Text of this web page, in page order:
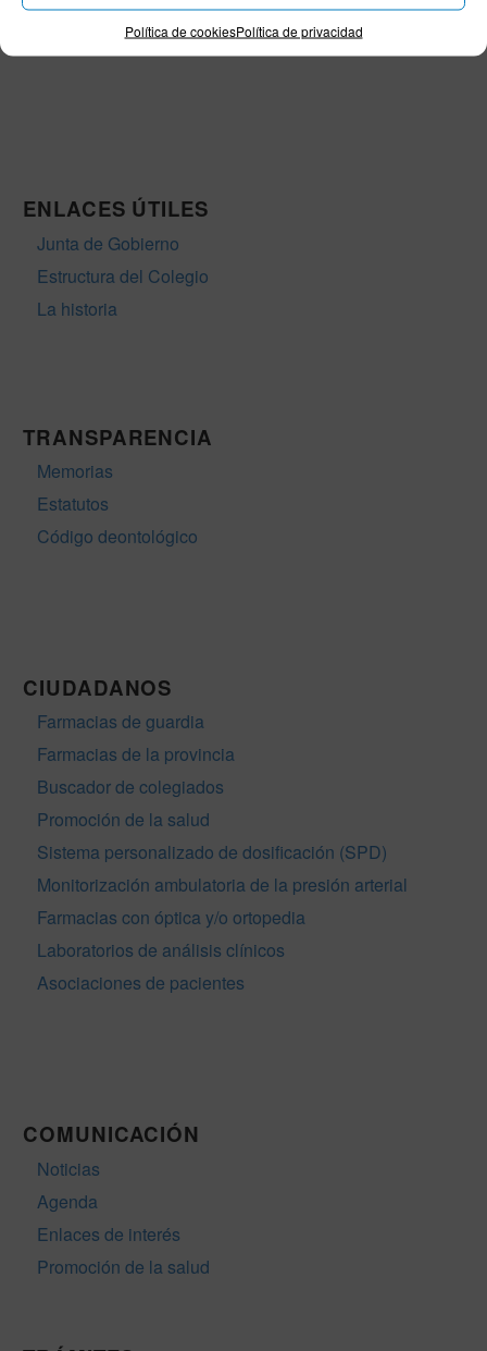
Política de cookiesPolítica de privacidad
Viernes de 9:00-14:00
Julio, agosto: 9:00 a 14:00 h
ENLACES ÚTILES
Junta de Gobierno
Estructura del Colegio
La historia
TRANSPARENCIA
Memorias
Estatutos
Código deontológico
CIUDADANOS
Farmacias de guardia
Farmacias de la provincia
Buscador de colegiados
Promoción de la salud
Sistema personalizado de dosificación (SPD)
Monitorización ambulatoria de la presión arterial
Farmacias con óptica y/o ortopedia
Laboratorios de análisis clínicos
Asociaciones de pacientes
COMUNICACIÓN
Noticias
Agenda
Enlaces de interés
Promoción de la salud